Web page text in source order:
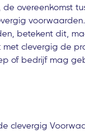
overeenkomst
betekent dit,
clevergig de
of bedrijf mag
clevergig